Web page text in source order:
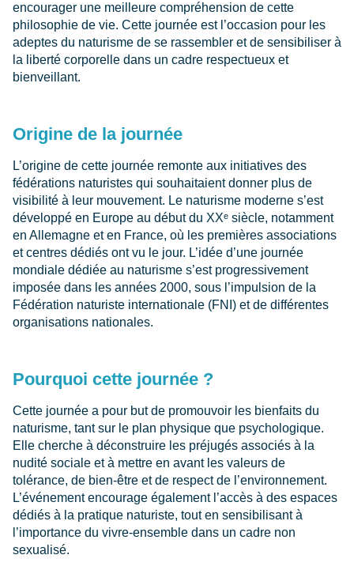
encourager une meilleure compréhension de cette
philosophie de vie. Cette journée est l’occasion pour les
adeptes du naturisme de se rassembler et de sensibiliser à
la liberté corporelle dans un cadre respectueux et
bienveillant.
Origine de la journée
L’origine de cette journée remonte aux initiatives des
fédérations naturistes qui souhaitaient donner plus de
visibilité à leur mouvement. Le naturisme moderne s’est
développé en Europe au début du XXᵉ siècle, notamment
en Allemagne et en France, où les premières associations
et centres dédiés ont vu le jour. L’idée d’une journée
mondiale dédiée au naturisme s’est progressivement
imposée dans les années 2000, sous l’impulsion de la
Fédération naturiste internationale (FNI) et de différentes
organisations nationales.
Pourquoi cette journée ?
Cette journée a pour but de promouvoir les bienfaits du
naturisme, tant sur le plan physique que psychologique.
Elle cherche à déconstruire les préjugés associés à la
nudité sociale et à mettre en avant les valeurs de
tolérance, de bien-être et de respect de l’environnement.
L’événement encourage également l’accès à des espaces
dédiés à la pratique naturiste, tout en sensibilisant à
l’importance du vivre-ensemble dans un cadre non
sexualisé.